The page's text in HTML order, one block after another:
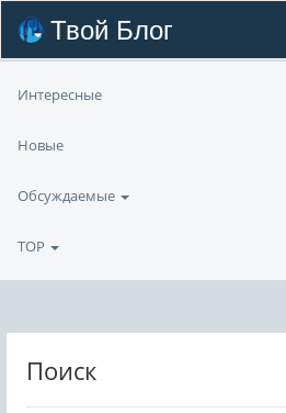
Твой Блог
Интересные
Новые
Обсуждаемые
TOP
Поиск